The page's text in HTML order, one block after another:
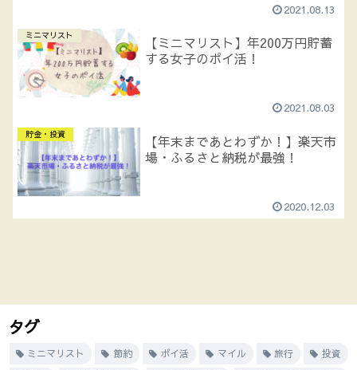
2021.08.13
ミニマリスト
【ミニマリスト】年200万円貯蓄
する女子のポイ活！
2021.08.03
貯金・投資
【年末まであとわずか！】楽天市
場・ふるさと納税が最強！
2020.12.03
タグ
ミニマリスト 節約 ポイ活 マイル 旅行
投資